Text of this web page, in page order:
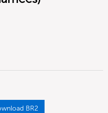
BR2